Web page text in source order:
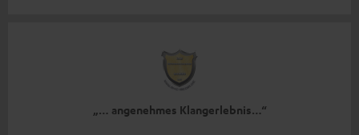
„… angenehmes Klangerlebnis…“